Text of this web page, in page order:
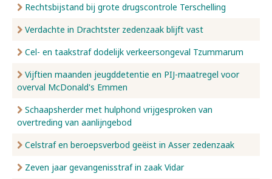
Rechtsbijstand bij grote drugscontrole Terschelling
Verdachte in Drachtster zedenzaak blijft vast
Cel- en taakstraf dodelijk verkeersongeval Tzummarum
Vijftien maanden jeugddetentie en PIJ-maatregel voor
overval McDonald's Emmen
Schaapsherder met hulphond vrijgesproken van
overtreding van aanlijngebod
Celstraf en beroepsverbod geëist in Asser zedenzaak
Zeven jaar gevangenisstraf in zaak Vidar